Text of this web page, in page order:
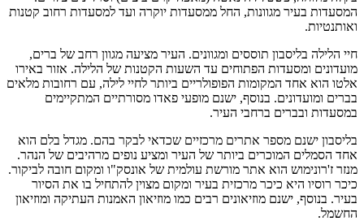
המסעדות בעיר מגוונות, החל ממסעדות יוקרה ועד למסעדות רחוב קטנות
ואותנטיות.
חיי הלילה בליסבון תוססים ומגוונים. העיר מציעה מגוון רחב של ברים,
מועדונים ומסעדות הפתוחים עד השעות הקטנות של הלילה. אזור באירו
אלטו הוא אחד המקומות הפופולריים ביותר לחיי לילה, עם רחובות מלאים
בברים ומועדונים. בנוסף, ישנם מופעי פאדו מסורתיים המתקיימים
במסעדות ובברים ברחבי העיר.
בליסבון ישנם מספר אתרים מרכזיים שכדאי לבקר בהם. מגדל בלם הוא
אחד הסמלים המוכרים ביותר של העיר ומציע נופים מרהיבים של הנהר.
מנזר ז'רונימוש הוא אתר מורשת עולמית של אונסק"ו ומקום חובה לביקור.
כיכר רוסיו היא כיכר מרכזית בעיר ומקום מצוין להתחיל בו את הסיור
בעיר. בנוסף, ישנם מוזיאונים רבים כמו מוזיאון האמנות העתיקה ומוזיאון
החשמל.